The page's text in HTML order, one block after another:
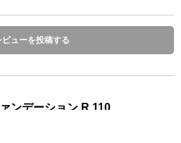
ビューを投稿する
ンデーション R 110